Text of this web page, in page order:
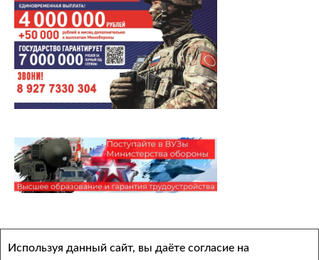
Архивы
Выберите месяц
Используя данный сайт, вы даёте согласие на